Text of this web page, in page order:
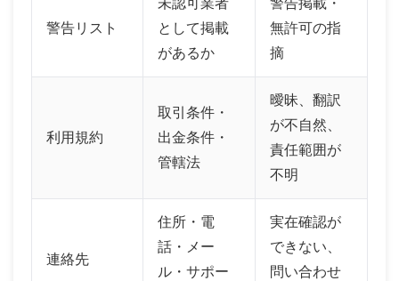
警告リスト
未認可業者
として掲載
があるか
警告掲載・
無許可の指
摘
利用規約
取引条件・
出金条件・
管轄法
曖昧、翻訳
が不自然、
責任範囲が
不明
連絡先
住所・電
話・メー
ル・サポー
実在確認が
できない、
問い合わせ